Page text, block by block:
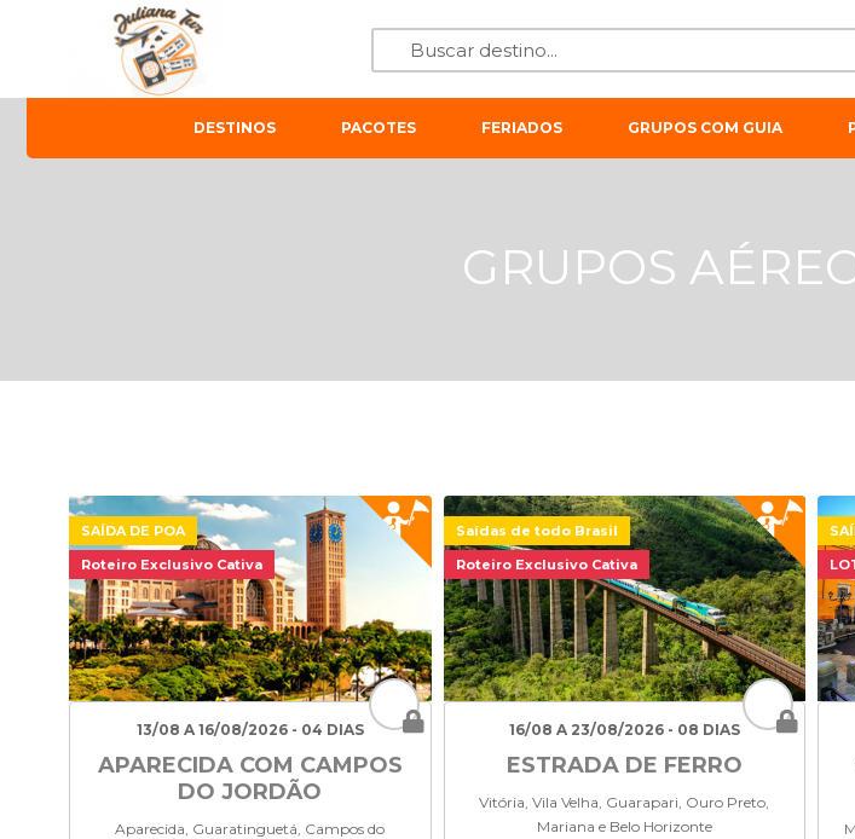
DESTINOS PACOTES FERIADOS GRUPOS COM GUIA
GRUPOS
SAÍDA DE POA
Roteiro Exclusivo Cativa
13/08 A 16/08/2026 - 04 DIAS
APARECIDA COM CAMPOS
DO JORDÃO
Aparecida, Guaratinguetá, Campos do
Saídas de todo Brasil
Roteiro Exclusivo Cativa
16/08 A 23/08/2026 - 08 DIAS
ESTRADA DE FERRO
Vitória, Vila Velha, Guarapari, Ouro Preto,
Mariana e Belo Horizonte